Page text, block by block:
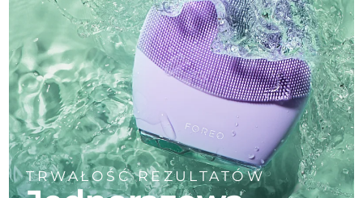
TRWAŁOŚĆ REZULTATÓW